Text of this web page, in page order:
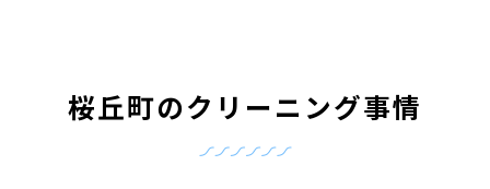
桜丘町のクリーニング事情